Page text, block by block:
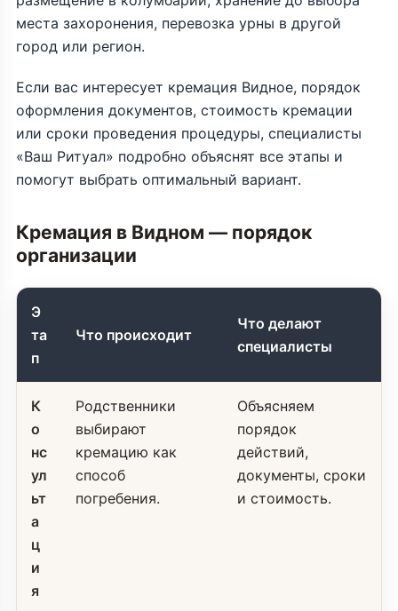
места захоронения, перевозка урны в другой
город или регион.
Если вас интересует кремация Видное, порядок
оформления документов, стоимость кремации
или сроки проведения процедуры, специалисты
«Ваш Ритуал» подробно объяснят все этапы и
помогут выбрать оптимальный вариант.
Кремация в Видном — порядок
организации
Э
та
п
Что происходит
Что делают
специалисты
К
о
нс
ул
ьт
а
ц
и
я
Родственники
выбирают
кремацию как
способ
погребения.
Объясняем
порядок
действий,
документы, сроки
и стоимость.